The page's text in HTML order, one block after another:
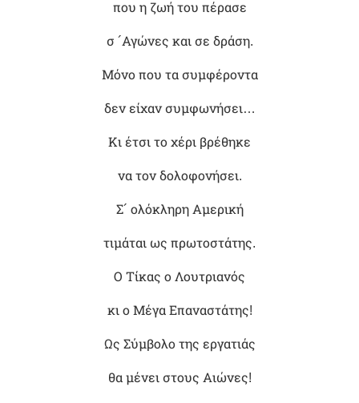
που η ζωή του πέρασε
σ ´Αγώνες και σε δράση.
Μόνο που τα συμφέροντα
δεν είχαν συμφωνήσει…
Κι έτσι το χέρι βρέθηκε
να τον δολοφονήσει.
Σ´ ολόκληρη Αμερική
τιμάται ως πρωτοστάτης.
Ο Τίκας ο Λουτριανός
κι ο Μέγα Επαναστάτης!
Ως Σύμβολο της εργατιάς
θα μένει στους Αιώνες!